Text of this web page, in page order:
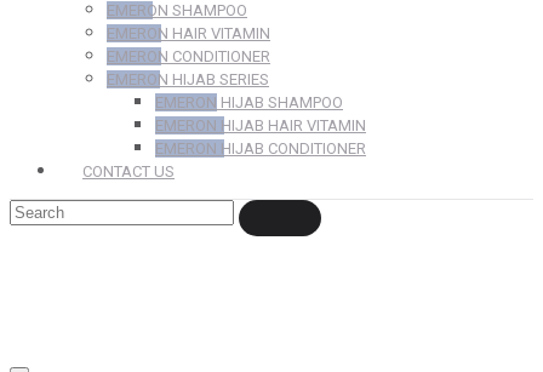
EMERON SHAMPOO
EMERON HAIR VITAMIN
EMERON CONDITIONER
EMERON HIJAB SERIES
EMERON HIJAB SHAMPOO
EMERON HIJAB HAIR VITAMIN
EMERON HIJAB CONDITIONER
CONTACT US